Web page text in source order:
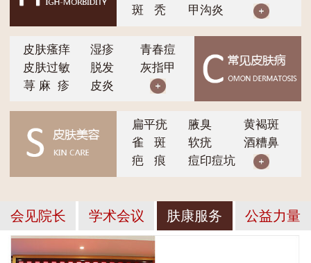
斑 秃
甲沟炎
皮肤瘙痒 湿疹
青春痘
皮肤过敏
脱发
灰指甲
荨 麻 疹
皮炎
扁平疣 腋臭
黄褐斑
雀 斑
软疣
酒糟鼻
疤 痕
痘印痘坑
会见院长 学术会议 肤康服务 公益力量